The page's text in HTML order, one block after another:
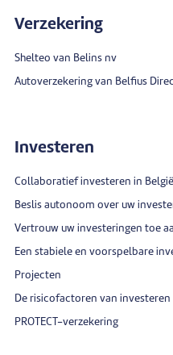
Verzekering
Shelteo van Belins nv
Autoverzekering van Belfius
Investeren
Collaboratief investeren in België
Beslis autonoom over uw
Vertrouw uw investeringen toe
Een stabiele en voorspelbare
Projecten
De risicofactoren van
PROTECT-verzekering